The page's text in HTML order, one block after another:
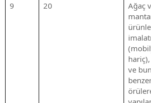
9 20
Ağaç
imalatı
hariç),
ve